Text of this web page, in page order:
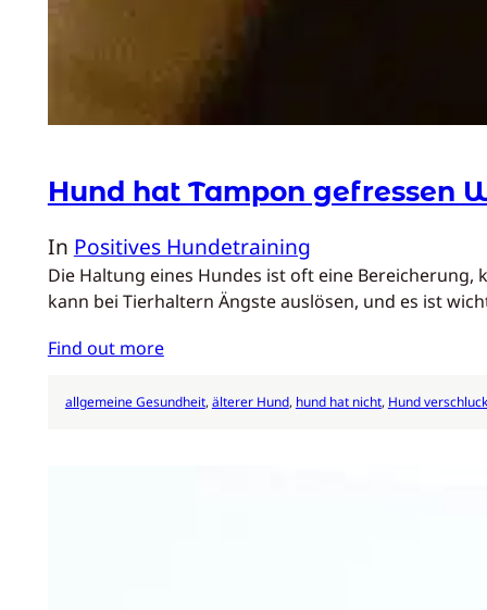
Hund hat Tampon gefressen
In Positives Hundetraining
Die Haltung eines Hundes ist oft eine
kann bei Tierhaltern Ängste auslösen, und es ist
Find out more
allgemeine Gesundheit, älterer Hund, hund hat nicht, Hund